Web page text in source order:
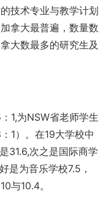
技术专业与教学计划
拿大最普遍，数量数
大数最多的研究生及
1,为NSW省老师学生
1）。在19大学校中
31.6,次之是国际商学
是为音乐学校7.5，
与10.4。